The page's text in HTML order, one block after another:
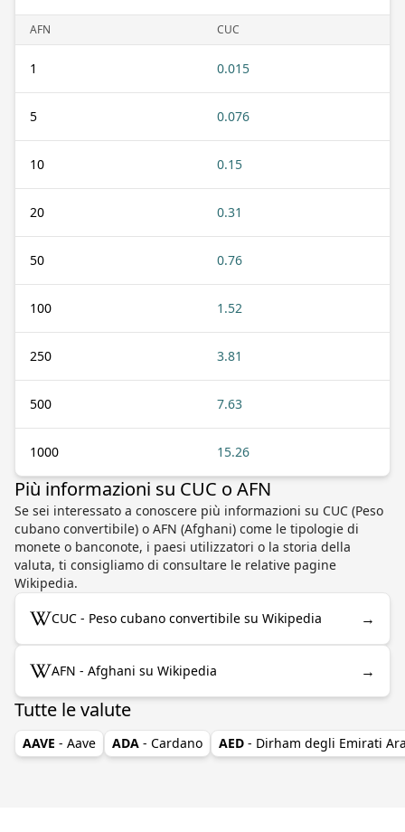
AFN CUC
1 0.015
5 0.076
10 0.15
20 0.31
50 0.76
100 1.52
250 3.81
500 7.63
1000 15.26
Più informazioni su CUC o AFN
Se sei interessato a conoscere più informazioni su CUC (Peso
cubano convertibile) o AFN (Afghani) come le tipologie di
monete o banconote, i paesi utilizzatori o la storia della
valuta, ti consigliamo di consultare le relative pagine
Wikipedia.
CUC - Peso cubano convertibile su Wikipedia →
AFN - Afghani su Wikipedia →
Tutte le valute
AAVE - Aave ADA - Cardano AED - Dirham degli Emirati